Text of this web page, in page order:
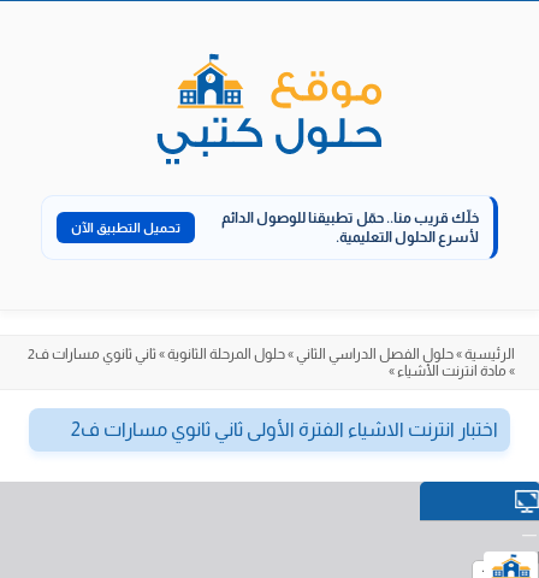
خلّك قريب منا.. حمّل تطبيقنا للوصول الدائم
لأسرع الحلول التعليمية.
تحميل التطبيق الآن
الرئيسية»حلول الفصل الدراسي الثاني»حلول المرحلة الثانوية» ثاني ثانوي مسارات ف2
» مادة انترنت الأشياء»
اختبار انترنت الاشياء الفترة الأولى ثاني ثانوي مسارات ف2